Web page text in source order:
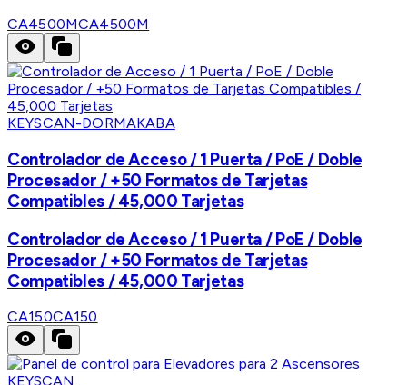
CA4500MCA4500M
KEYSCAN-DORMAKABA
Controlador de Acceso / 1 Puerta / PoE / Doble
Procesador / +50 Formatos de Tarjetas
Compatibles / 45,000 Tarjetas
Controlador de Acceso / 1 Puerta / PoE / Doble
Procesador / +50 Formatos de Tarjetas
Compatibles / 45,000 Tarjetas
CA150CA150